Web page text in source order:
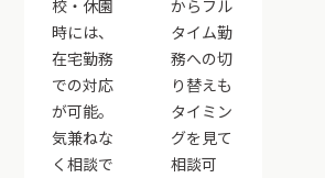
校・休園
時には、
在宅勤務
での対応
が可能。
気兼ねな
く相談で
からフル
タイム勤
務への切
り替えも
タイミン
グを見て
相談可